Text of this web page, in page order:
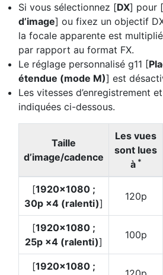
Si vous sélectionnez [DX] pour [
d’image] ou fixez un objectif
la focale apparente est
par rapport au format FX.
Le réglage personnalisé g11 [
étendue (mode M)] est
Les vitesses d’enregistrement
indiquées ci-dessous.
Taille
d’image/cadence
Les vues
sont lues
à*
[1920×1080 ;
30p ×4 (ralenti)]
120p
[1920×1080 ;
25p ×4 (ralenti)]
100p
[1920×1080 ;